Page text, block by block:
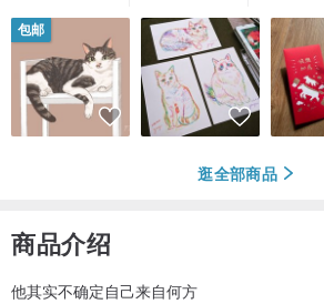
包邮
逛全部商品
商品介绍
他其实不确定自己来自何方